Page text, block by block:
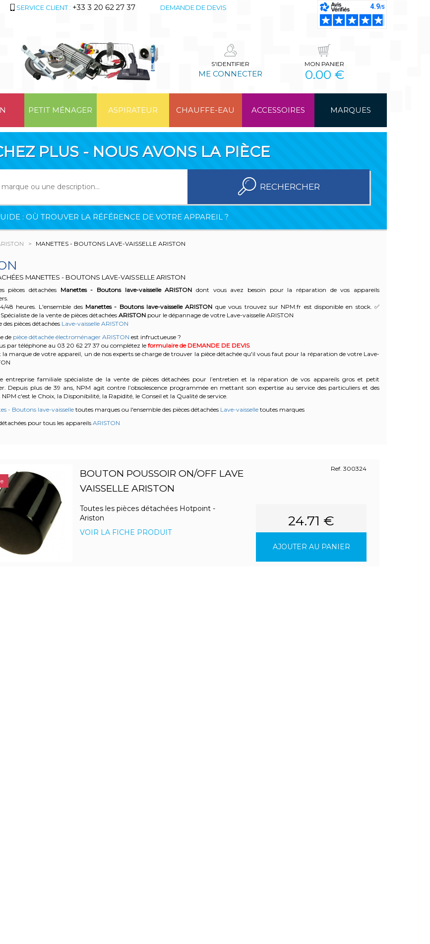
SERVICE CLIENT : +33 3 20 62 27 37 DEMANDE DE DEVIS
S'IDENTIFIER
ME CONNECTER
MON PANIER
0.00 €
PETIT MÉNAGER ASPIRATEUR CHAUFFE-EAU ACCESSOIRES MARQUES
PLUS - NOUS AVONS LA PIÈCE
RECHERCHER
: OÙ TROUVER LA RÉFÉRENCE DE VOTRE APPAREIL ?
MANETTES - BOUTONS LAVE-VAISSELLE ARISTON
MANETTES - BOUTONS LAVE-VAISSELLE ARISTON
pièces détachées Manettes - Boutons lave-vaisselle ARISTON dont vous avez besoin pour la réparation de vos appareils
48 heures. L'ensemble des Manettes - Boutons lave-vaisselle ARISTON que vous trouvez sur NPM.fr est disponible en stock. ✅
de la vente de pièces détachées ARISTONpour le dépannage de votre Lave-vaisselle ARISTON
pièces détachées Lave-vaisselle ARISTON
de pièce détachée électroménager ARISTON est infructueuse ?
par téléphone au 03 20 62 27 37 ou complétez le formulaire de DEMANDE DE DEVIS
la marque de votre appareil, un de nos experts se charge de trouver la pièce détachée qu'il vous faut pour la réparation de votre Lave-
entreprise familiale spécialiste de la vente de pièces détachées pour l’entretien et la réparation de vos appareils gros et petit
Depuis plus de 39 ans, NPM agit contre l’obsolescence programmée en mettant son expertise au service des particuliers et des
NPM c'est le Choix, la Disponibilité, la Rapidité, le Conseil et la Qualité de service.
- Boutons lave-vaisselletoutes marques ou l'ensemble des pièces détachées Lave-vaisselletoutes marques
pour tous les appareils ARISTON
BOUTON POUSSOIR ON/OFF LAVE
VAISSELLE ARISTON
Ref. 300324
Toutes les pièces détachées Hotpoint -
Ariston
VOIR LA FICHE PRODUIT
24.71 €
AJOUTER AU PANIER